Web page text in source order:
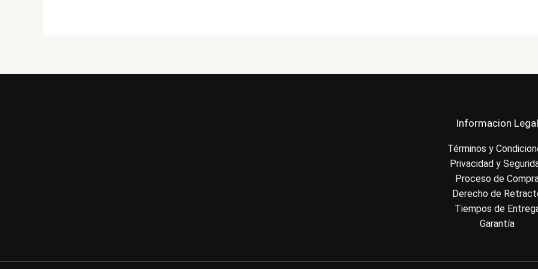
Informacion
Términos y
Privacidad y
Proceso de
Derecho de
Tiempos de
Garantía